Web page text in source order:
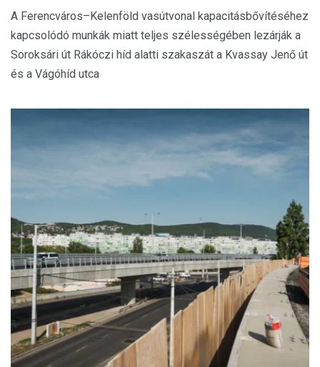
A Ferencváros–Kelenföld vasútvonal kapacitásbővítéséhez
kapcsolódó munkák miatt teljes szélességében lezárják a
Soroksári út Rákóczi híd alatti szakaszát a Kvassay Jenő út
és a Vágóhíd utca